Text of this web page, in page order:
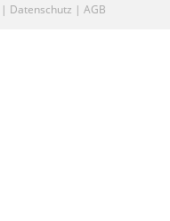
| Datenschutz | AGB